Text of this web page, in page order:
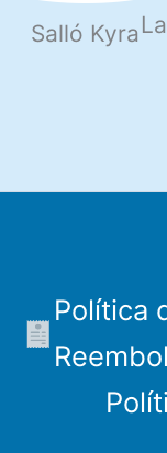
Salló Kyra
Política